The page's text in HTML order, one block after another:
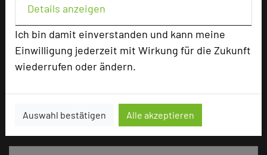
Details anzeigen
Ich bin damit einverstanden und kann meine
Einwilligung jederzeit mit Wirkung für die Zukunft
wiederrufen oder ändern.
Auswahl bestätigen Alle akzeptieren
Parlamentarisch
Tagungsräume
Ausstellungsfläche
Doppelzimmer
24
Einzelzimmer